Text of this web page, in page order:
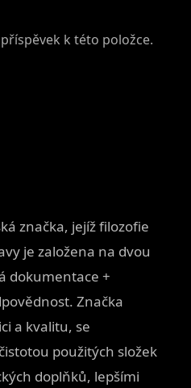
k této položce.
značka, jejíž filozofie
je založena na dvou
dokumentace +
Značka
a kvalitu, se
použitých složek
doplňků, lepšími